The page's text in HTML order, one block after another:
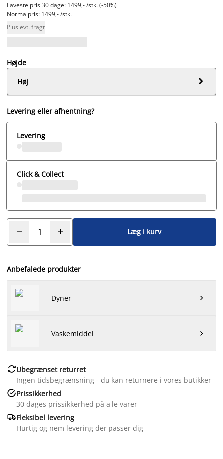
Laveste pris 30 dage: 1499,- /stk. (-50%)
Normalpris: 1499,- /stk.
Plus evt. fragt
Højde
Høj

Levering eller afhentning?
Levering
Click & Collect
Læg i kurv
Anbefalede produkter
Dyner 
Vaskemiddel 
Ubegrænset returret
Ingen tidsbegrænsning - du kan returnere i vores butikker
Prissikkerhed
30 dages prissikkerhed på alle varer
Fleksibel levering
Hurtig og nem levering der passer dig